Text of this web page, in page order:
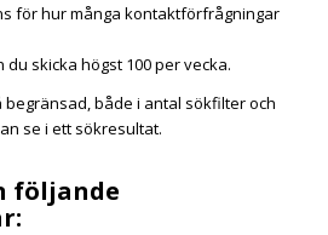
för hur många kontaktförfrågningar
skicka högst 100 per vecka.
både i antal sökfilter och
se i ett sökresultat.
följande